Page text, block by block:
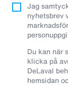
Jag
nyhetsbrev
Du kan när
klicka på
DeLaval
hemsidan